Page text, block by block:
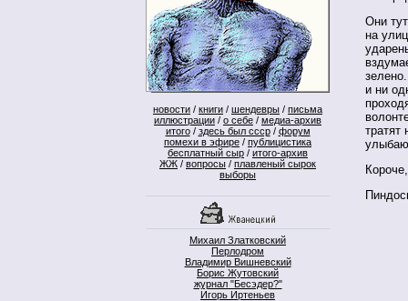
новости / книги / шендевры / письма
иллюстрации / о себе / медиа-архив
итого/ здесь был ссср/ форум
помехи в эфире / публицистика
бесплатный сыр / итого-архив
ЖЖ / вопросы / плавленый сырок
выборы
Михаил Златковский
Перлодром
Владимир Вишневский
Борис Жутовский
журнал "Бесэдер?"
Игорь Иртеньев
Они
на
и ни